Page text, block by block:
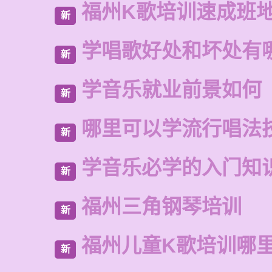
新 福州K歌培训速成班
新 学唱歌好处和坏处有
新 学音乐就业前景如何
新 哪里可以学流行唱法
新 学音乐必学的入门知
新 福州三角钢琴培训
新 福州儿童K歌培训哪